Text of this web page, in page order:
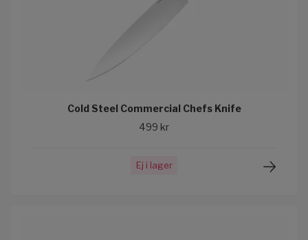
Cold Steel Commercial Chefs Knife
499 kr
Ej i lager